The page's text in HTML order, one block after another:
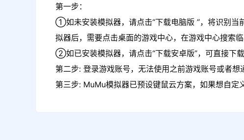
第一步：
①如未安装模拟器，请点击“下载电脑版 ”，将识别当
拟器后，需要点击桌面的游戏中心，在游戏中心搜索临
②如已安装模拟器，请点击“下载安卓版”，可直接下
第二步: 登录游戏账号，无法使用之前游戏账号或者
第三步: MuMu模拟器已预设键鼠云方案，如果想自定